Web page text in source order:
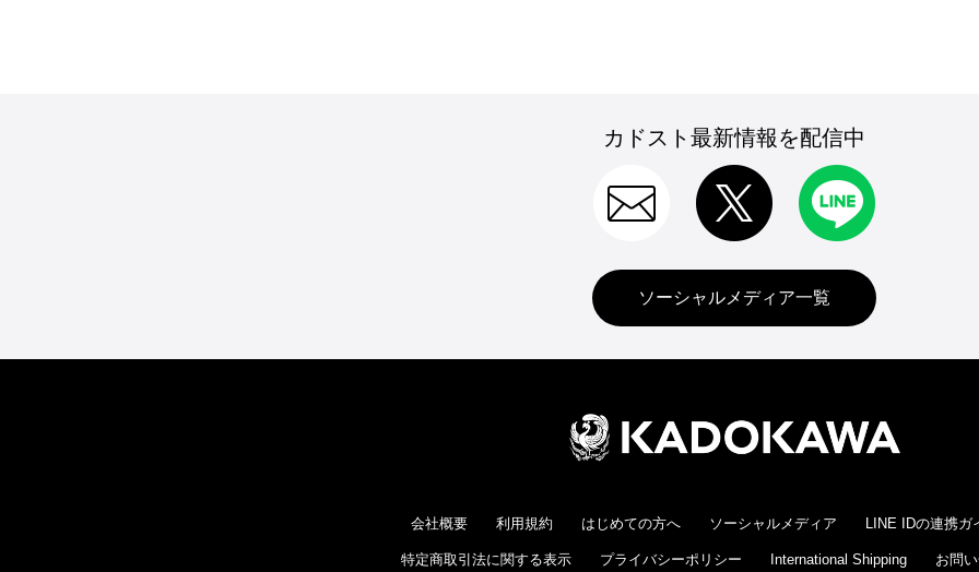
カドスト最新情報を配信中
ソーシャルメディア一覧
会社概要 利用規約 はじめての方へ ソーシャルメディア LINE IDの連携ガ
特定商取引法に関する表示 プライバシーポリシー International Shipping お問